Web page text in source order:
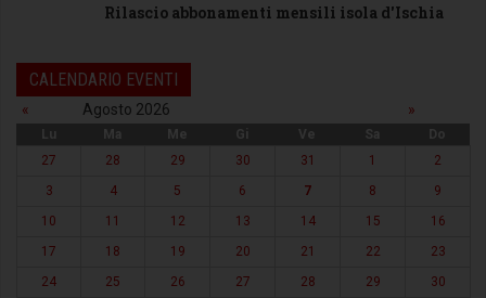
Rilascio abbonamenti mensili isola d'Ischia
CALENDARIO EVENTI
« Agosto 2026 »
Lu Ma Me Gi Ve Sa
Do
27
28 29 30 31 1
2
3
4 5 6 7 8
9
10
11 12 13 14 15
16
17
18 19 20 21 22
23
24
25 26 27 28 29
30